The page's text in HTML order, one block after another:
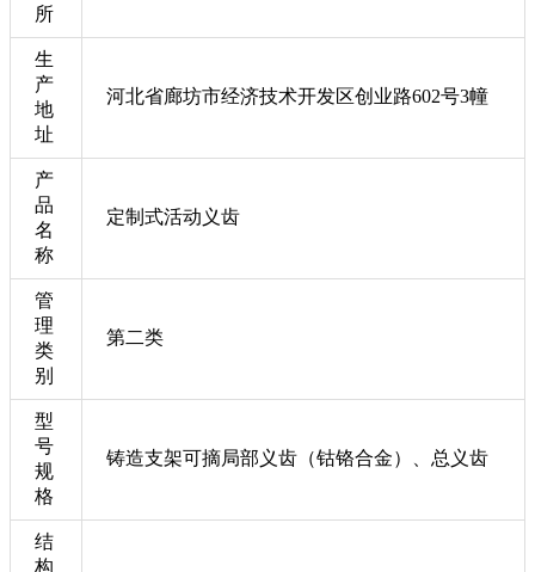
所
生
产
地
址
河北省廊坊市经济技术开发区创业路602号3幢
产
品
名
称
定制式活动义齿
管
理
类
别
第二类
型
号
规
格
铸造支架可摘局部义齿（钴铬合金）、总义齿
结
构